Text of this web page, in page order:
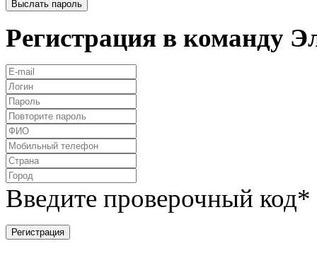
Регистрация в команду
Введите проверочный код*